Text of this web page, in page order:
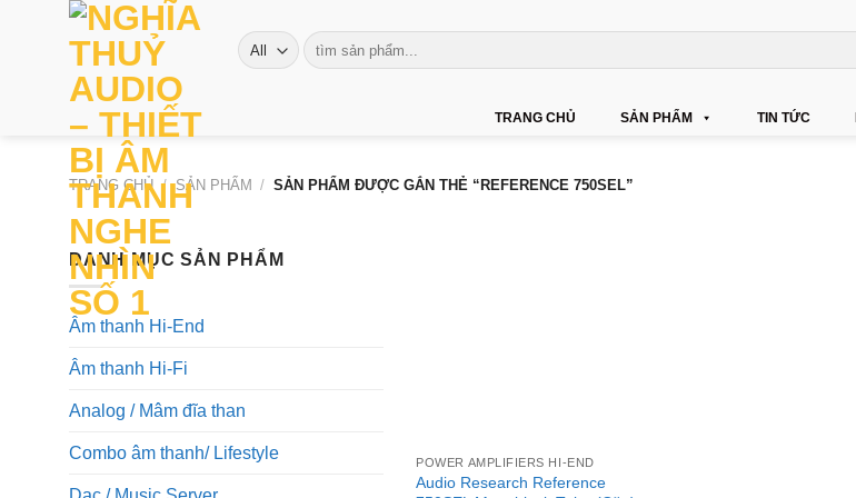
Tìm
kiếm:
TRANG CHỦ SẢN PHẨM TIN TỨC
TRANG CHỦ / SẢN PHẨM / SẢN PHẨM ĐƯỢC GẮN THẺ “REFERENCE 750SEL”
DANH MỤC SẢN PHẨM
Âm thanh Hi-End
Âm thanh Hi-Fi
Analog / Mâm đĩa than
Combo âm thanh/ Lifestyle POWER AMPLIFIERS HI-END
Audio Research Reference